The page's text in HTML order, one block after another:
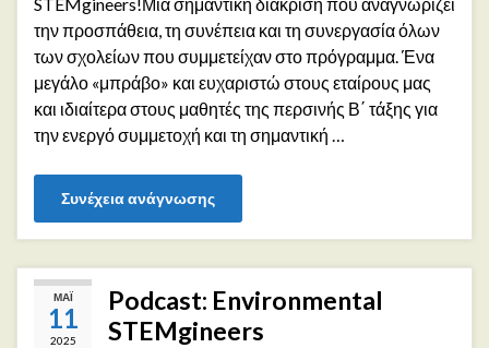
την προσπάθεια, τη συνέπεια και τη συνεργασία όλων
των σχολείων που συμμετείχαν στο πρόγραμμα. Ένα
μεγάλο «μπράβο» και ευχαριστώ στους εταίρους μας
και ιδιαίτερα στους μαθητές της περσινής Β΄ τάξης για
την ενεργό συμμετοχή και τη σημαντική …
Συνέχεια ανάγνωσης
ΜΆΙ
11
2025
Podcast: Environmental
STEMgineers